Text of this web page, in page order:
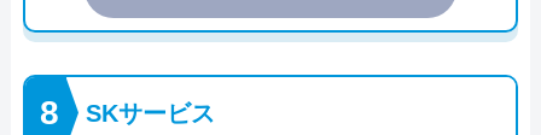
SKサービス